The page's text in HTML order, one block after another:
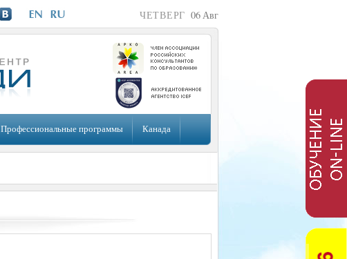
ЧЕТВЕРГ 06Авг
Профессиональные программы Канада